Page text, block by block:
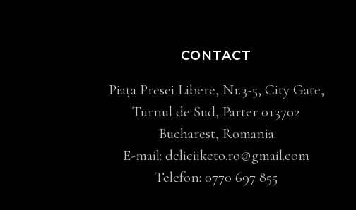
CONTACT
Piața Presei Libere, Nr.3-5, City Gate,
Turnul de Sud, Parter 013702
Bucharest, Romania
E-mail:deliciiketo.ro@gmail.com
Telefon:0770 697 855